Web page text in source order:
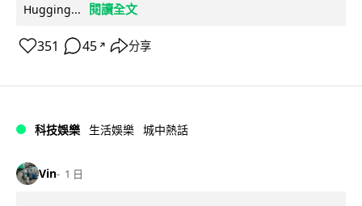
Hugging...
閱讀全文
351 45 ↗ 分享
科技娛樂 生活娛樂 城中熱話
Vin 1 日